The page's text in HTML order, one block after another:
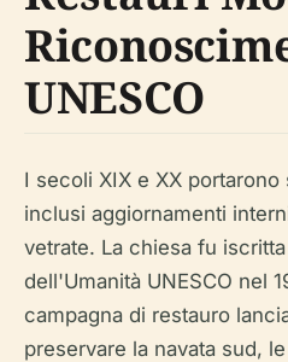
UNESCO
I secoli XIX e XX
inclusi aggiornamenti
vetrate. La chiesa fu
dell'Umanità UNESCO nel
campagna di restauro
preservare la navata sud,